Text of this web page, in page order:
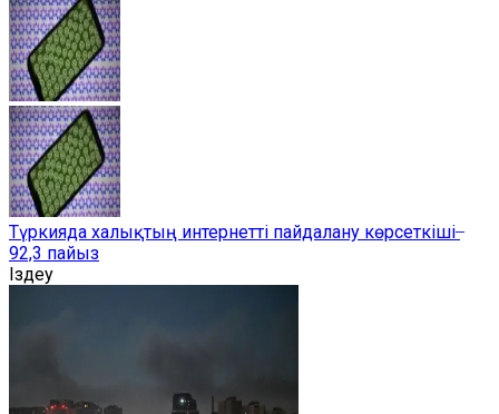
Түркияда халықтың интернетті пайдалану көрсеткіші ̶
92,3 пайыз
Іздеу